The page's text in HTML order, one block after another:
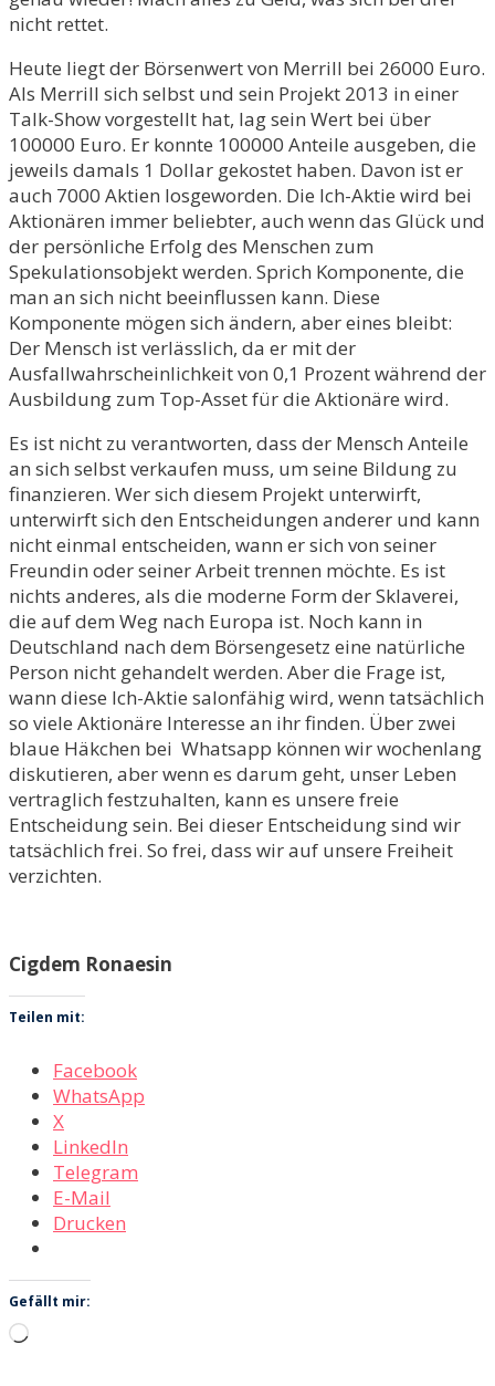
nicht rettet.
Heute liegt der Börsenwert von Merrill bei 26000 Euro.
Als Merrill sich selbst und sein Projekt 2013 in einer
Talk-Show vorgestellt hat, lag sein Wert bei über
100000 Euro. Er konnte 100000 Anteile ausgeben, die
jeweils damals 1 Dollar gekostet haben. Davon ist er
auch 7000 Aktien losgeworden. Die Ich-Aktie wird bei
Aktionären immer beliebter, auch wenn das Glück und
der persönliche Erfolg des Menschen zum
Spekulationsobjekt werden. Sprich Komponente, die
man an sich nicht beeinflussen kann. Diese
Komponente mögen sich ändern, aber eines bleibt:
Der Mensch ist verlässlich, da er mit der
Ausfallwahrscheinlichkeit von 0,1 Prozent während der
Ausbildung zum Top-Asset für die Aktionäre wird.
Es ist nicht zu verantworten, dass der Mensch Anteile
an sich selbst verkaufen muss, um seine Bildung zu
finanzieren. Wer sich diesem Projekt unterwirft,
unterwirft sich den Entscheidungen anderer und kann
nicht einmal entscheiden, wann er sich von seiner
Freundin oder seiner Arbeit trennen möchte. Es ist
nichts anderes, als die moderne Form der Sklaverei,
die auf dem Weg nach Europa ist. Noch kann in
Deutschland nach dem Börsengesetz eine natürliche
Person nicht gehandelt werden. Aber die Frage ist,
wann diese Ich-Aktie salonfähig wird, wenn tatsächlich
so viele Aktionäre Interesse an ihr finden. Über zwei
blaue Häkchen bei Whatsapp können wir wochenlang
diskutieren, aber wenn es darum geht, unser Leben
vertraglich festzuhalten, kann es unsere freie
Entscheidung sein. Bei dieser Entscheidung sind wir
tatsächlich frei. So frei, dass wir auf unsere Freiheit
verzichten.
Cigdem Ronaesin
Teilen mit:
Facebook
WhatsApp
X
LinkedIn
Telegram
E-Mail
Drucken
Gefällt mir:
Wird